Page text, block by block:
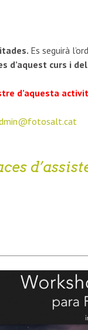
Es seguirà
d’aquest curs i
d’aquesta